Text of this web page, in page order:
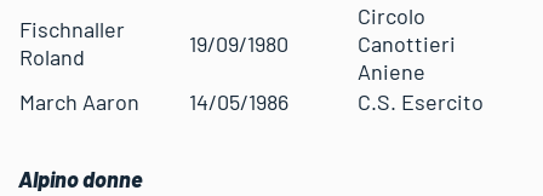
Fischnaller
Roland
19/09/1980
Circolo
Canottieri
Aniene
March Aaron
14/05/1986 C.S. Esercito
Alpino donne